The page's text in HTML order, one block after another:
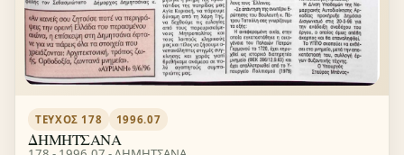
ΤΕΎΧΟΣ 178 1996.07
ΔΗΜΗΤΣΑΝΑ